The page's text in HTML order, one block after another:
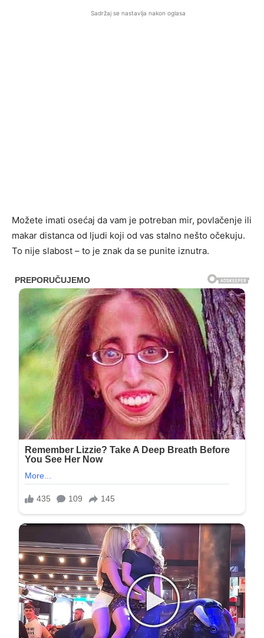
Sadržaj se nastavlja nakon oglasa
Možete imati osećaj da vam je potreban mir, povlačenje ili
makar distanca od ljudi koji od vas stalno nešto očekuju.
To nije slabost – to je znak da se punite iznutra.